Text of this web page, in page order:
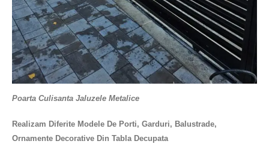
Poarta Culisanta Jaluzele Metalice
Realizam Diferite Modele De Porti, Garduri, Balustrade,
Ornamente Decorative Din Tabla Decupata